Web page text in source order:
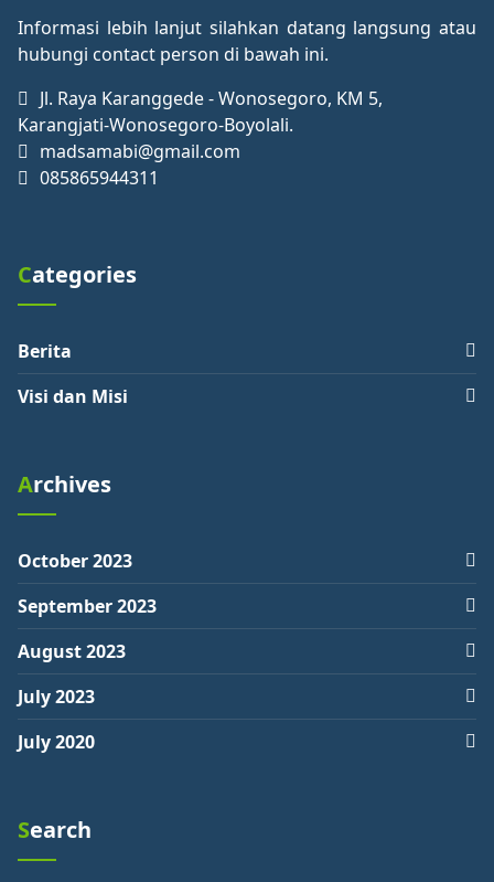
Informasi lebih lanjut silahkan datang langsung atau
hubungi contact person di bawah ini.
Jl. Raya Karanggede - Wonosegoro, KM 5,
Karangjati-Wonosegoro-Boyolali.
madsamabi@gmail.com
085865944311
Categories
Berita
Visi dan Misi
Archives
October 2023
September 2023
August 2023
July 2023
July 2020
Search